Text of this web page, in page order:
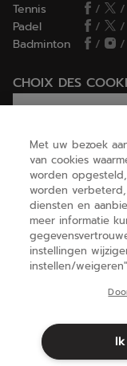
Tennis / /
Padel
/ /
Badminton
/ /
CHOIX DES
HELP
OVER ONS
Met uw bezoek
van cookies
worden
worden
diensten en
meer informatie
instellingen
instellen/weigeren"